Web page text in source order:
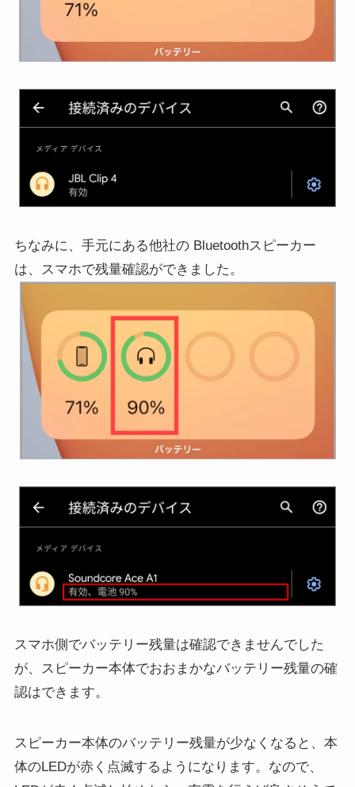
ちなみに、手元にある他社の Bluetoothスピーカー
は、スマホで残量確認ができました。
スマホ側でバッテリー残量は確認できませんでした
が、スピーカー本体でおおまかなバッテリー残量の確
認はできます。
スピーカー本体のバッテリー残量が少なくなると、本
体のLEDが赤く点滅するようになります。なので、